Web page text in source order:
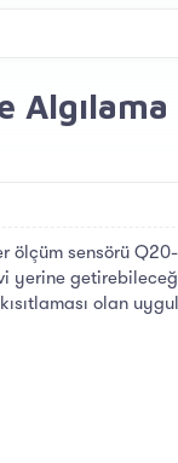
ölçüm sensörü
yerine
olan